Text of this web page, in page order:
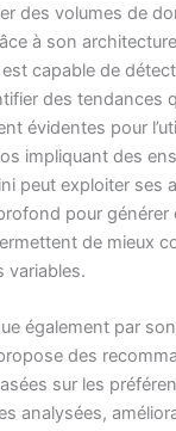
des volumes de
à son
capable de
des tendances
évidentes pour
impliquant des
peut exploiter ses
pour générer
de mieux
variables.
également par
des
sur les
analysées,